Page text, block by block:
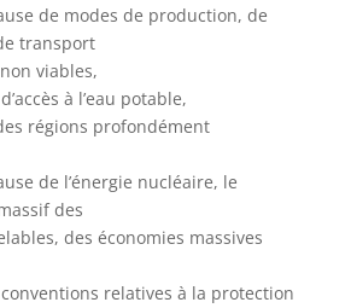
de modes de production, de
transport
viables,
à l’eau potable,
régions profondément
de l’énergie nucléaire, le
des
des économies massives
relatives à la protection